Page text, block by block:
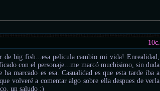
10c.
de big fish...esa pelicula cambio mi vida! Enrealidad,
con el personaje...me marcó muchisimo, sin duda
marcado es esa. Casualidad es que esta tarde iba a
volveré a comentar algo sobre ella despues de verla
un saludo :)